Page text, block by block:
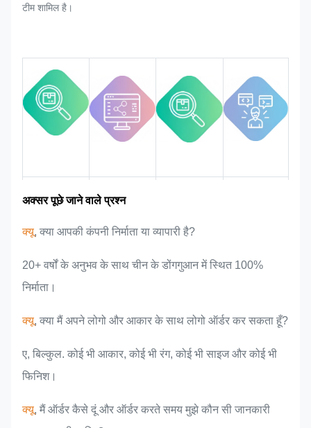
टीम शामिल है।
उद्योग के अनुभव बाज़ार क्षेत्र
अक्सर पूछे जाने वाले प्रश्न
क्यू, क्या आपकी कंपनी निर्माता या व्यापारी है?
20+ वर्षों के अनुभव के साथ चीन के डोंगगुआन में स्थित 100%
निर्माता।
क्यू, क्या मैं अपने लोगो और आकार के साथ लोगो ऑर्डर कर सकता हूँ?
ए, बिल्कुल. कोई भी आकार, कोई भी रंग, कोई भी साइज और कोई भी
फिनिश।
क्यू, मैं ऑर्डर कैसे दूं और ऑर्डर करते समय मुझे कौन सी जानकारी